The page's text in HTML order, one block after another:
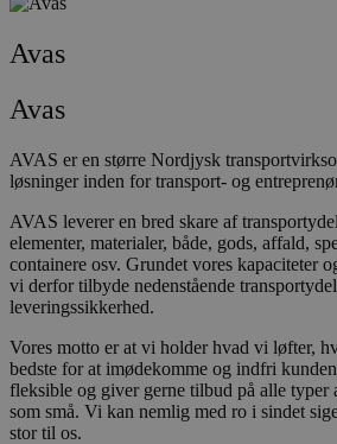
Avas
Avas
AVAS er en større Nordjysk
løsninger inden for transport- og
AVAS leverer en bred skare af
elementer, materialer, både, gods, affald,
containere osv. Grundet vores kapaciteter
vi derfor tilbyde nedenstående
leveringssikkerhed.
Vores motto er at vi holder hvad vi løfter,
bedste for at imødekomme og indfri
fleksible og giver gerne tilbud på alle typer
som små. Vi kan nemlig med ro i sindet
stor til os.